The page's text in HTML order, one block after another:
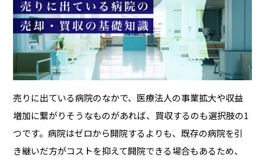
売りに出ている病院のなかで、医療法人の事業拡大や収益
増加に繋がりそうなものがあれば、買収するのも選択肢の1
つです。病院はゼロから開院するよりも、既存の病院を引
き継いだ方がコストを抑えて開院できる場合もあるため、